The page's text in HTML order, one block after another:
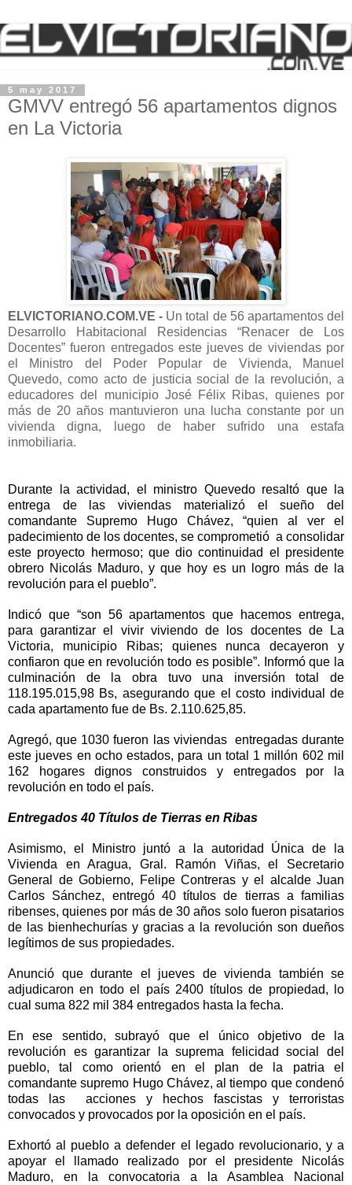
5 may 2017
GMVV entregó 56 apartamentos dignos
en La Victoria
ELVICTORIANO.COM.VE - Un total de 56 apartamentos del
Desarrollo Habitacional Residencias “Renacer de Los
Docentes” fueron entregados este jueves de viviendas por
el Ministro del Poder Popular de Vivienda, Manuel
Quevedo, como acto de justicia social de la revolución, a
educadores del municipio José Félix Ribas, quienes por
más de 20 años mantuvieron una lucha constante por un
vivienda digna, luego de haber sufrido una estafa
inmobiliaria.
Durante la actividad, el ministro Quevedo resaltó que la
entrega de las viviendas materializó el sueño del
comandante Supremo Hugo Chávez, “quien al ver el
padecimiento de los docentes, se comprometió a consolidar
este proyecto hermoso; que dio continuidad el presidente
obrero Nicolás Maduro, y que hoy es un logro más de la
revolución para el pueblo”.
Indicó que “son 56 apartamentos que hacemos entrega,
para garantizar el vivir viviendo de los docentes de La
Victoria, municipio Ribas; quienes nunca decayeron y
confiaron que en revolución todo es posible”. Informó que la
culminación de la obra tuvo una inversión total de
118.195.015,98 Bs, asegurando que el costo individual de
cada apartamento fue de Bs. 2.110.625,85.
Agregó, que 1030 fueron las viviendas entregadas durante
este jueves en ocho estados, para un total 1 millón 602 mil
162 hogares dignos construidos y entregados por la
revolución en todo el país.
Entregados 40 Títulos de Tierras en Ribas
Asimismo, el Ministro juntó a la autoridad Única de la
Vivienda en Aragua, Gral. Ramón Viñas, el Secretario
General de Gobierno, Felipe Contreras y el alcalde Juan
Carlos Sánchez, entregó 40 títulos de tierras a familias
ribenses, quienes por más de 30 años solo fueron pisatarios
de las bienhechurías y gracias a la revolución son dueños
legítimos de sus propiedades.
Anunció que durante el jueves de vivienda también se
adjudicaron en todo el país 2400 títulos de propiedad, lo
cual suma 822 mil 384 entregados hasta la fecha.
En ese sentido, subrayó que el único objetivo de la
revolución es garantizar la suprema felicidad social del
pueblo, tal como orientó en el plan de la patria el
comandante supremo Hugo Chávez, al tiempo que condenó
todas las acciones y hechos fascistas y terroristas
convocados y provocados por la oposición en el país.
Exhortó al pueblo a defender el legado revolucionario, y a
apoyar el llamado realizado por el presidente Nicolás
Maduro, en la convocatoria a la Asamblea Nacional